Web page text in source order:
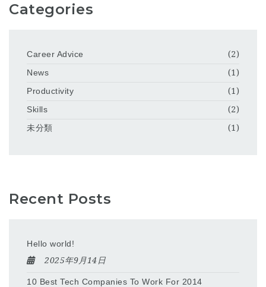
Categories
Career Advice
(2)
News
(1)
Productivity
(1)
Skills
(2)
未分類
(1)
Recent Posts
Hello world!
2025年9月14日
10 Best Tech Companies To Work For 2014